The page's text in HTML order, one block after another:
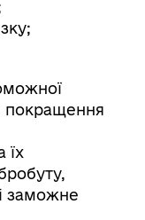
покращення
їх
заможне